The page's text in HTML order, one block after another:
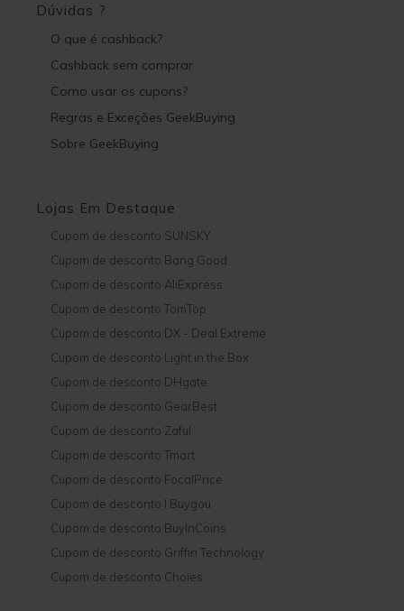
Dúvidas ?
O que é cashback?
Cashback sem comprar
Como usar os cupons?
Regras e Exceções GeekBuying
Sobre GeekBuying
Lojas Em Destaque
Cupom de desconto SUNSKY
Cupom de desconto Bang Good
Cupom de desconto AliExpress
Cupom de desconto TomTop
Cupom de desconto DX - Deal Extreme
Cupom de desconto Light in the Box
Cupom de desconto DHgate
Cupom de desconto GearBest
Cupom de desconto Zaful
Cupom de desconto Tmart
Cupom de desconto FocalPrice
Cupom de desconto I Buygou
Cupom de desconto BuyInCoins
Cupom de desconto Griffin Technology
Cupom de desconto Choies